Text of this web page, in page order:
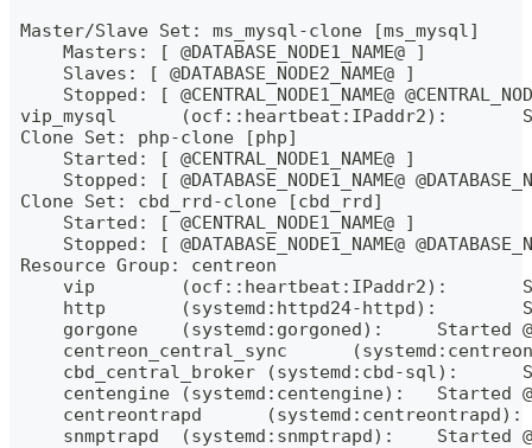
Master/Slave Set: ms_mysql-clone [ms_mysql]
     Masters: [ @DATABASE_NODE1_NAME@ ]
     Slaves: [ @DATABASE_NODE2_NAME@ ]
Stopped: [ @CENTRAL_NODE1_NAME@
vip_mysql      (ocf::heartbeat:IPaddr2):       Started
Clone Set: php-clone [php]
     Started: [ @CENTRAL_NODE1_NAME@ ]
Stopped: [ @DATABASE_NODE1_NAME@
Clone Set: cbd_rrd-clone [cbd_rrd]
     Started: [ @CENTRAL_NODE1_NAME@ ]
Stopped: [ @DATABASE_NODE1_NAME@
Resource Group: centreon
vip        (ocf::heartbeat:IPaddr2):
http       (systemd:httpd24-httpd):
gorgone    (systemd:gorgoned):     Started
centreon_central_sync
cbd_central_broker (systemd:cbd-sql):
centengine (systemd:centengine):   Started
centreontrapd
snmptrapd  (systemd:snmptrapd):    Started